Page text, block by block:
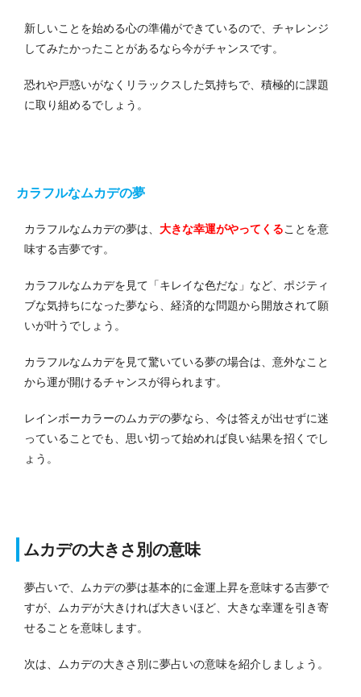
新しいことを始める心の準備ができているので、チャレンジ
してみたかったことがあるなら今がチャンスです。
恐れや戸惑いがなくリラックスした気持ちで、積極的に課題
に取り組めるでしょう。
カラフルなムカデの夢
カラフルなムカデの夢は、 大きな幸運がやってくることを意
味する吉夢です。
カラフルなムカデを見て「キレイな色だな」など、ポジティ
ブな気持ちになった夢なら、経済的な問題から開放されて願
いが叶うでしょう。
カラフルなムカデを見て驚いている夢の場合は、意外なこと
から運が開けるチャンスが得られます。
レインボーカラーのムカデの夢なら、今は答えが出せずに迷
っていることでも、思い切って始めれば良い結果を招くでし
ょう。
ムカデの大きさ別の意味
夢占いで、ムカデの夢は基本的に金運上昇を意味する吉夢で
すが、ムカデが大きければ大きいほど、大きな幸運を引き寄
せることを意味します。
次は、ムカデの大きさ別に夢占いの意味を紹介しましょう。